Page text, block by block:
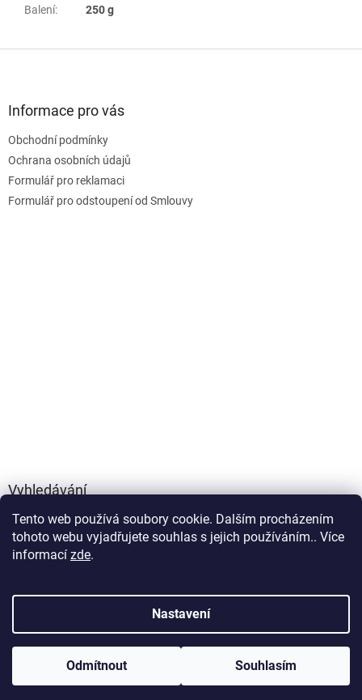
Tento web používá soubory cookie. Dalším procházením
tohoto webu vyjadřujete souhlas s jejich používáním.. Více
informací zde.
Nastavení
Odmítnout Souhlasím
Balení: 250 g
Informace pro vás
Obchodní podmínky
Ochrana osobních údajů
Formulář pro reklamaci
Formulář pro odstoupení od Smlouvy
Vyhledávání
HLEDAT
FOXYLIFE - přírodní doplňky výživy
práva vyhrazena.
Upravit nastavení cookies